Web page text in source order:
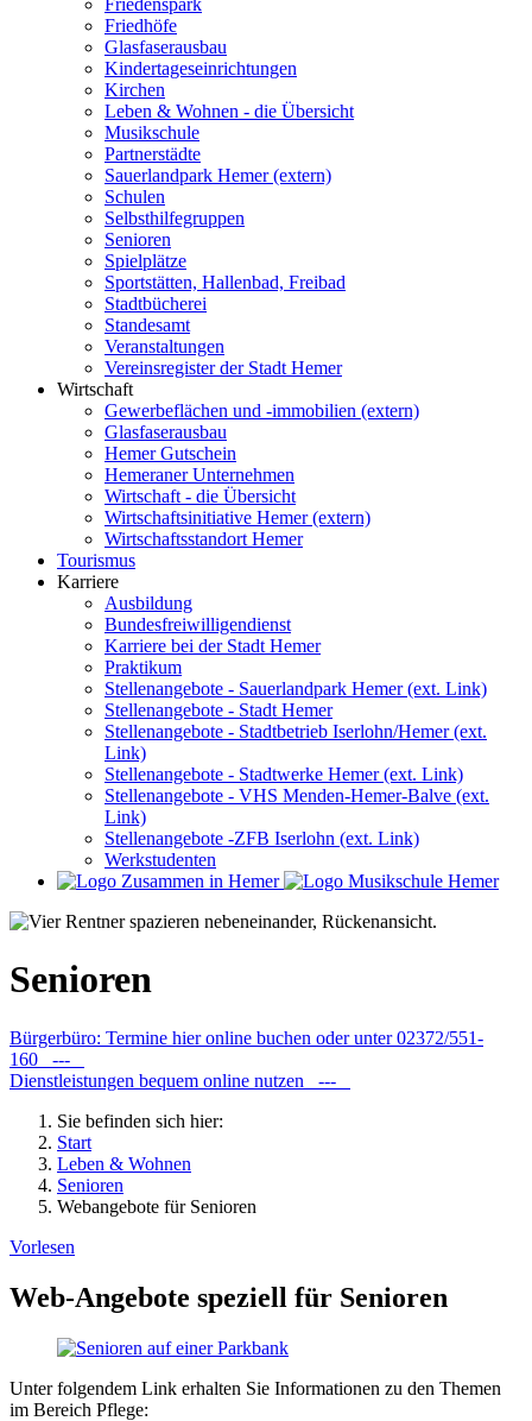
Friedenspark
Friedhöfe
Glasfaserausbau
Kindertageseinrichtungen
Kirchen
Leben & Wohnen - die Übersicht
Musikschule
Partnerstädte
Sauerlandpark Hemer (extern)
Schulen
Selbsthilfegruppen
Senioren
Spielplätze
Sportstätten, Hallenbad, Freibad
Stadtbücherei
Standesamt
Veranstaltungen
Vereinsregister der Stadt Hemer
Wirtschaft
Gewerbeflächen und -immobilien (extern)
Glasfaserausbau
Hemer Gutschein
Hemeraner Unternehmen
Wirtschaft - die Übersicht
Wirtschaftsinitiative Hemer (extern)
Wirtschaftsstandort Hemer
Tourismus
Karriere
Ausbildung
Bundesfreiwilligendienst
Karriere bei der Stadt Hemer
Praktikum
Stellenangebote - Sauerlandpark Hemer (ext. Link)
Stellenangebote - Stadt Hemer
Stellenangebote - Stadtbetrieb Iserlohn/Hemer (ext.
Link)
Stellenangebote - Stadtwerke Hemer (ext. Link)
Stellenangebote - VHS Menden-Hemer-Balve (ext.
Link)
Stellenangebote -ZFB Iserlohn (ext. Link)
Werkstudenten
Senioren
Bürgerbüro: Termine hier online buchen oder unter 02372/551-
160 ---
Dienstleistungen bequem online nutzen ---
Sie befinden sich hier:
Start
Leben & Wohnen
Senioren
Webangebote für Senioren
Vorlesen
Web-Angebote speziell für Senioren
Unter folgendem Link erhalten Sie Informationen zu den Themen
im Bereich Pflege: